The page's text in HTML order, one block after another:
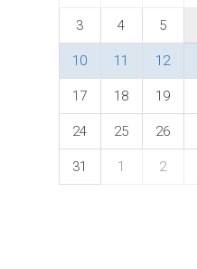
3 4 5
10 11 12
17 18 19
24 25 26
31 1 2